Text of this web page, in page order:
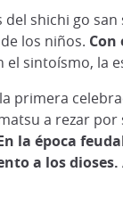
del shichi go
los niños. Con
el sintoísmo, la
primera
a rezar
la época
a los dioses.